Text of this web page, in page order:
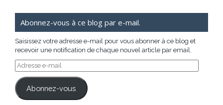
Abonnez-vous à ce blog par e-mail.
Saisissez votre adresse e-mail pour vous abonner à ce blog et
recevoir une notification de chaque nouvel article par email.
Adresse
e-
mail
Abonnez-vous